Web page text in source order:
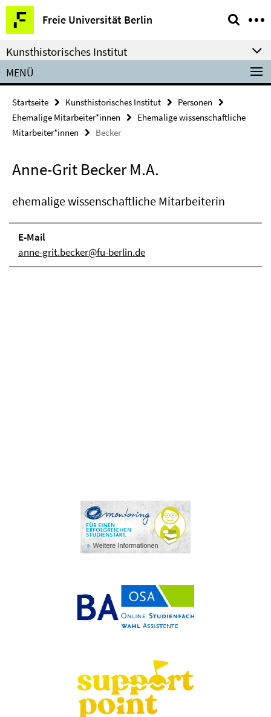
Springe
direkt
zu
Inhalt
Freie Universität Berlin
Service-
Navigation
Kunsthistorisches Institut
MENÜ
Startseite Kunsthistorisches Institut
Personen
Ehemalige Mitarbeiter*innen
Ehemalige wissenschaftliche
Mitarbeiter*innen
Becker
Anne-Grit Becker M.A.
ehemalige wissenschaftliche Mitarbeiterin
E-Mail
anne-grit.becker@fu-berlin.de